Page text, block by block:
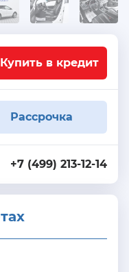
Купить в кредит
Рассрочка
+7 (499) 213-12-14